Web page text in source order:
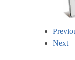
Next